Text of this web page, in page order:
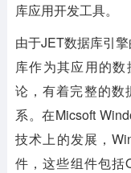
库应用开发工具。
由于JET数据库引
库作为其应用的
论，有着完整的数
系。在Micsoft
技术上的发展，
件，这些组件包括